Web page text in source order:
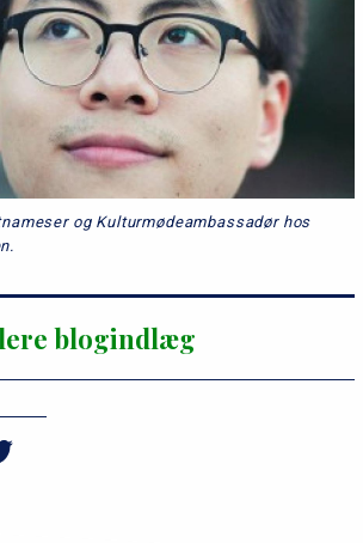
og Kulturmødeambassadør hos
blogindlæg